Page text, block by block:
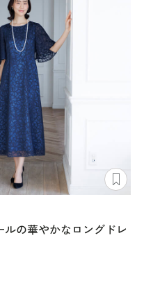
ルの華やかなロングドレ